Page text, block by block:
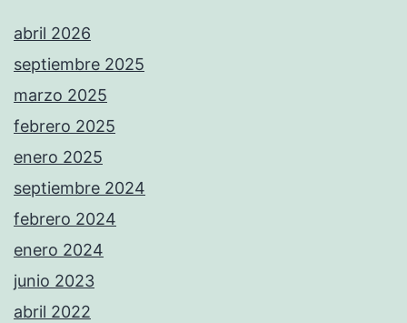
abril 2026
septiembre 2025
marzo 2025
febrero 2025
enero 2025
septiembre 2024
febrero 2024
enero 2024
junio 2023
abril 2022